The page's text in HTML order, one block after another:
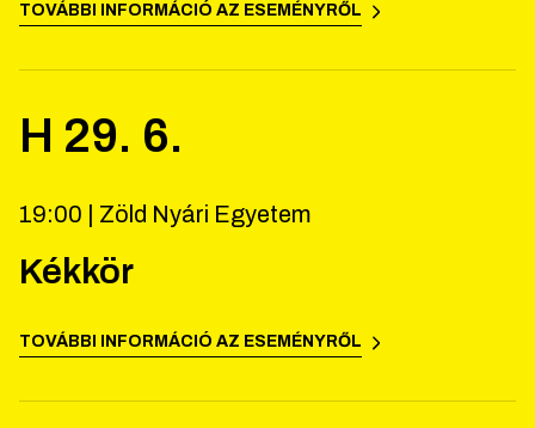
TOVÁBBI INFORMÁCIÓ AZ ESEMÉNYRŐL
H 29. 6.
19:00 | Zöld Nyári Egyetem
Kékkör
TOVÁBBI INFORMÁCIÓ AZ ESEMÉNYRŐL